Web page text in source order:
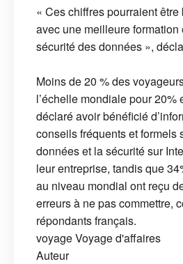
« Ces chiffres pourraient
avec une meilleure formation
sécurité des données »,
Moins de 20 % des
l’échelle mondiale pour 20%
déclaré avoir bénéficié
conseils fréquents et formels
données et la sécurité sur
leur entreprise, tandis que
au niveau mondial ont reçu
erreurs à ne pas commettre,
répondants français.
voyageVoyage d'affaires
Auteur